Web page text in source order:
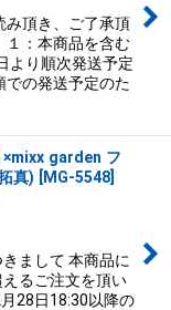
み頂き、ご了承頂
１：本商品を含む
より順次発送予定
での発送予定のた
×mixx garden フ
真)
MG-5548
まして 本商品に
るご注文を頂い
28日18:30以降の